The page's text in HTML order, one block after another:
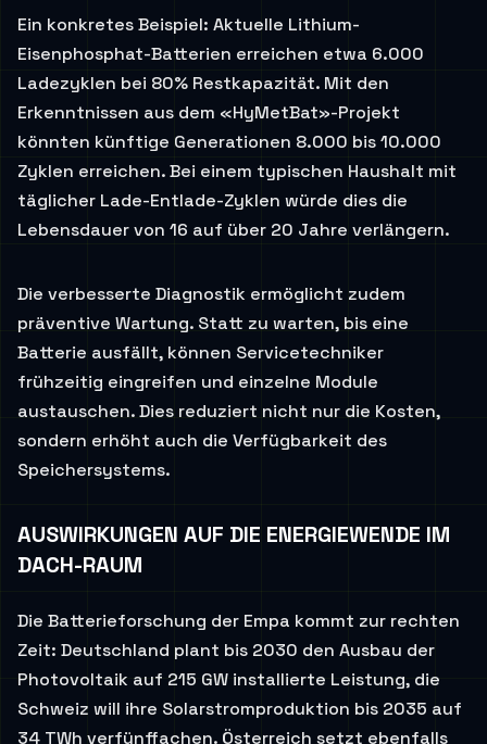
Ein konkretes Beispiel: Aktuelle Lithium-
Eisenphosphat-Batterien erreichen etwa 6.000
Ladezyklen bei 80% Restkapazität. Mit den
Erkenntnissen aus dem «HyMetBat»-Projekt
könnten künftige Generationen 8.000 bis 10.000
Zyklen erreichen. Bei einem typischen Haushalt mit
täglicher Lade-Entlade-Zyklen würde dies die
Lebensdauer von 16 auf über 20 Jahre verlängern.
Die verbesserte Diagnostik ermöglicht zudem
präventive Wartung. Statt zu warten, bis eine
Batterie ausfällt, können Servicetechniker
frühzeitig eingreifen und einzelne Module
austauschen. Dies reduziert nicht nur die Kosten,
sondern erhöht auch die Verfügbarkeit des
Speichersystems.
AUSWIRKUNGEN AUF DIE ENERGIEWENDE IM
DACH-RAUM
Die Batterieforschung der Empa kommt zur rechten
Zeit: Deutschland plant bis 2030 den Ausbau der
Photovoltaik auf 215 GW installierte Leistung, die
Schweiz will ihre Solarstromproduktion bis 2035 auf
34 TWh verfünffachen. Österreich setzt ebenfalls